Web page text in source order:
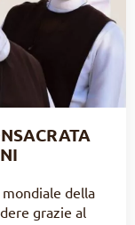
della
grazie al